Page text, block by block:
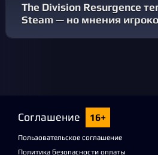
The Division Resurgence
Steam — но мнения
Соглашение 16+
Пользовательское соглашение
Политика безопасности оплаты